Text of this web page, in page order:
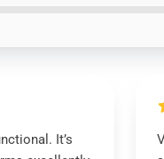
It’s